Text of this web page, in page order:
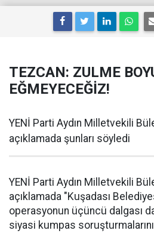
TEZCAN: ZULME
EĞMEYECEĞİZ!
YENİ Parti Aydın Milletvekili
açıklamada şunları söyledi
YENİ Parti Aydın Milletvekili
açıklamada "Kuşadası
operasyonun üçüncü dalgası
siyasi kumpas